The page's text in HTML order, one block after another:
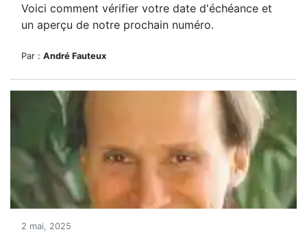
Voici comment vérifier votre date d'échéance et
un aperçu de notre prochain numéro.
Par : André Fauteux
2 mai, 2025